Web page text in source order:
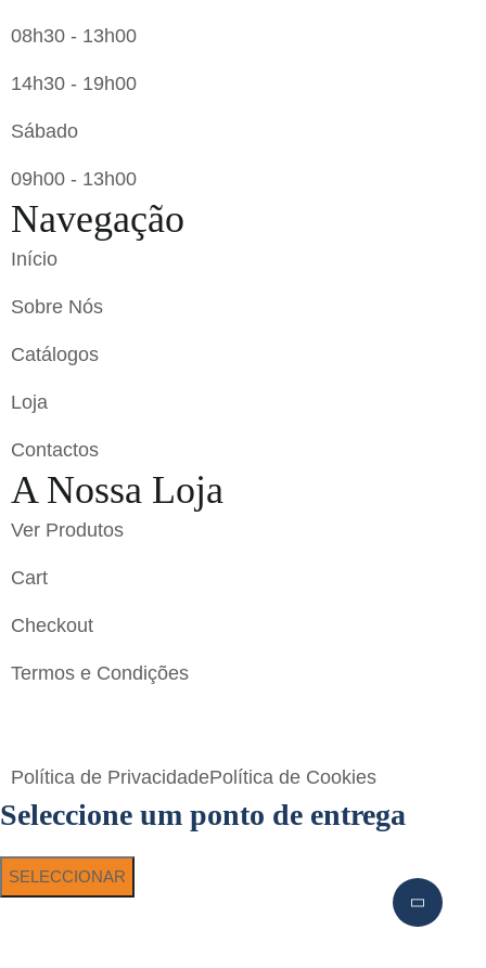
08h30 - 13h00
14h30 - 19h00
Sábado
09h00 - 13h00
Navegação
Início
Sobre Nós
Catálogos
Loja
Contactos
A Nossa Loja
Ver Produtos
Cart
Checkout
Termos e Condições
Política de PrivacidadePolítica de Cookies
Seleccione um ponto de entrega
SELECCIONAR